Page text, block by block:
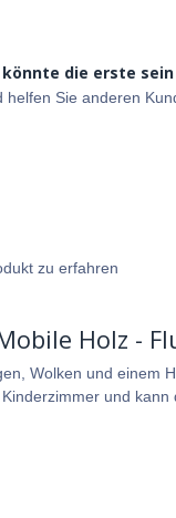
die erste sein
Sie anderen
zu erfahren
Holz -
Wolken und
und